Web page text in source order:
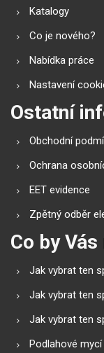
Katalogy
Co je nového?
Nabídka práce
Nastavení
Ostatní
Obchodní
Ochrana
EET evidence
Zpětný odběr
Co by
Jak vybrat ten
Jak vybrat ten
Jak vybrat ten
Podlahové